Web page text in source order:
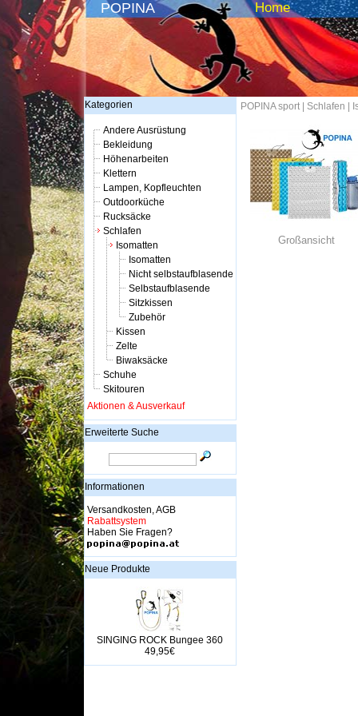
POPINA Home
Kategorien
Andere Ausrüstung
Bekleidung
Höhenarbeiten
Klettern
Lampen, Kopfleuchten
Outdoorküche
Rucksäcke
Schlafen
Isomatten
Isomatten
Nicht selbstaufblasende
Selbstaufblasende
Sitzkissen
Zubehör
Kissen
Zelte
Biwaksäcke
Schuhe
Skitouren
Aktionen & Ausverkauf
Erweiterte Suche
Informationen
Versandkosten, AGB
Rabattsystem
Haben Sie Fragen?
Neue Produkte
SINGING ROCK Bungee 360
49,95€
POPINA sport| Schlafen
Großansicht